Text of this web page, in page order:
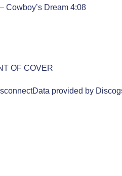
Cowboy’s Dream 4:08
OF COVER
Data provided by